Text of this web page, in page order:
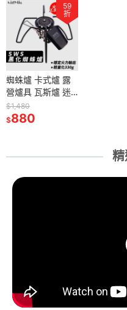
59
折
蜘蛛爐 卡式爐 露
營爐具 瓦斯爐 迷
你瓦斯爐 露營卡式
爐 登山爐【 SWS
$1,480
$880
贈杯架
收納箱
亞箱 釣
路亞工
餌盒 餌料盒 魚餌
盒 蝦餌 魚餌 小物